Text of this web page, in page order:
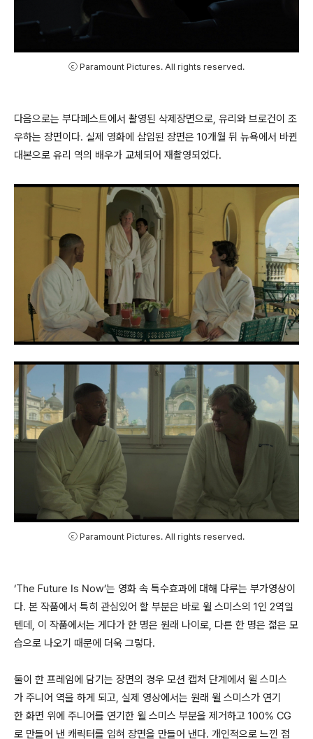
ⓒ Paramount Pictures. All rights reserved.
다음으로는 부다페스트에서 촬영된 삭제장면으로, 유리와 브로건이 조
우하는 장면이다. 실제 영화에 삽입된 장면은 10개월 뒤 뉴욕에서 바뀐
대본으로 유리 역의 배우가 교체되어 재촬영되었다.
ⓒ Paramount Pictures. All rights reserved.
‘The Future Is Now’는 영화 속 특수효과에 대해 다루는 부가영상이
다. 본 작품에서 특히 관심있어 할 부분은 바로 윌 스미스의 1인 2역일
텐데, 이 작품에서는 게다가 한 명은 원래 나이로, 다른 한 명은 젊은 모
습으로 나오기 때문에 더욱 그렇다.
둘이 한 프레임에 담기는 장면의 경우 모션 캡처 단계에서 윌 스미스
가 주니어 역을 하게 되고, 실제 영상에서는 원래 윌 스미스가 연기
한 화면 위에 주니어를 연기한 윌 스미스 부분을 제거하고 100% CG
로 만들어 낸 캐릭터를 입혀 장면을 만들어 낸다. 개인적으로 느낀 점